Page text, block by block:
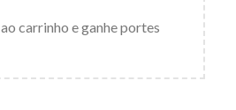
ao carrinho e ganhe portes